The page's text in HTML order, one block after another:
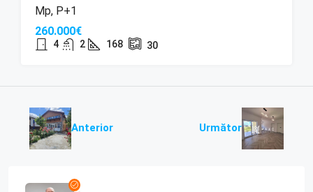
Mp, P+1
260.000€
4 2 168 30
Anterior Următor